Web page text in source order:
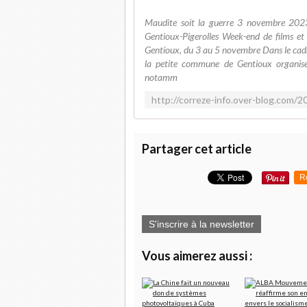
Maudite soit la guerre 3 novembre
Gentioux-Pigerolles Week-end de films
Gentioux, du 3 au 5 novembre Dans le
la petite commune de Gentioux
notamm
Partager cet article
S'inscrire à la newsletter
Vous aimerez aussi :